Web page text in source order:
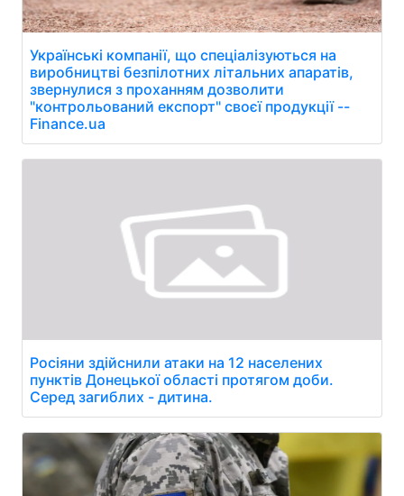
Українські компанії, що спеціалізуються на
виробництві безпілотних літальних апаратів,
звернулися з проханням дозволити
"контрольований експорт" своєї продукції --
Finance.ua
Росіяни здійснили атаки на 12 населених
пунктів Донецької області протягом доби.
Серед загиблих - дитина.